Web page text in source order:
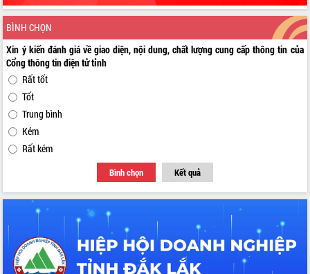
BÌNH CHỌN
Xin ý kiến đánh giá về giao diện, nội dung, chất lượng cung cấp thông tin của
Cổng thông tin điện tử tỉnh
Rất tốt
Tốt
Trung bình
Kém
Rất kém
Bình chọn Kết quả